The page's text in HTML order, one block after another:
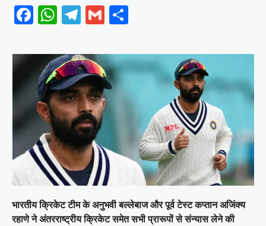
Facebook
WhatsApp
Telegram
Gmail
भारतीय क्रिकेट टीम के अनुभवी बल्लेबाज और पूर्व टेस्ट कप्तान अजिंक्य
रहाणे ने अंतरराष्ट्रीय क्रिकेट समेत सभी प्रारूपों से संन्यास लेने की